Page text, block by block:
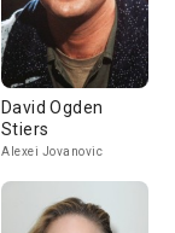
David Ogden
Stiers
Alexei Jovanovic